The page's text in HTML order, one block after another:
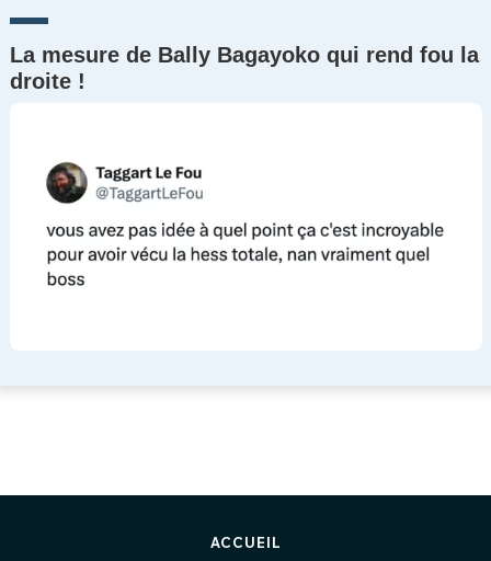
La mesure de Bally Bagayoko qui rend fou la
droite !
ACCUEIL